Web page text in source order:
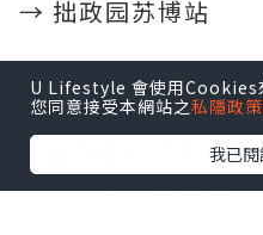
→ 拙政园苏博站
⏰13:30｜先去鑫震
不要空着肚子进平
多，边走边吃反而
U Lifestyle 會使用Cookies
您同意接受本網站之私隱政
我已